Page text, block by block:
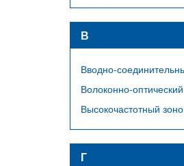
В
Вводно-
Волоконно-
Высокочастотный
Г